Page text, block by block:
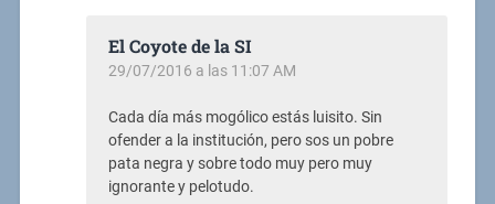
El Coyote de la SI
29/07/2016 a las 11:07 AM
Cada día más mogólico estás luisito. Sin
ofender a la institución, pero sos un pobre
pata negra y sobre todo muy pero muy
ignorante y pelotudo.